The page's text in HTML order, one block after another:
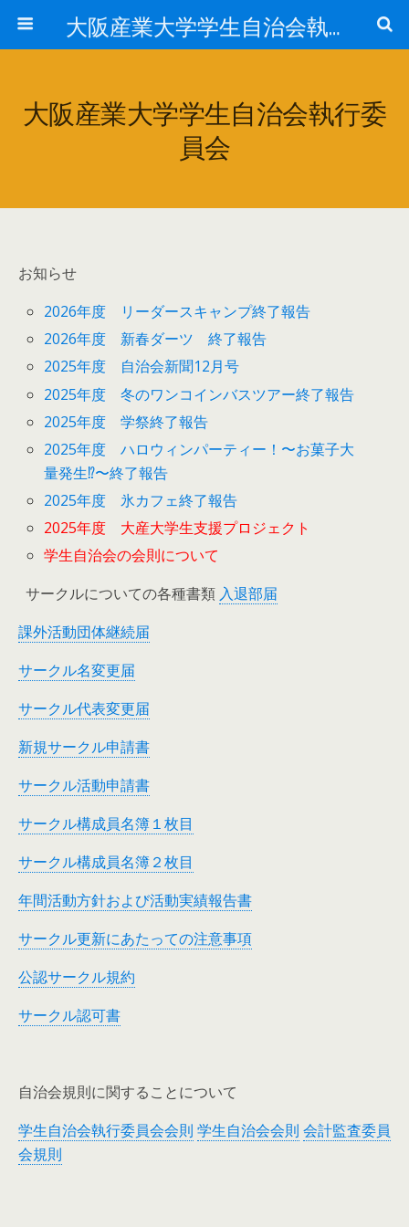
大阪産業大学学生自治会執行委員会
大阪産業大学学生自治会執行委
員会
お知らせ
2026年度 リーダースキャンプ終了報告
2026年度 新春ダーツ 終了報告
2025年度 自治会新聞12月号
2025年度 冬のワンコインバスツアー終了報告
2025年度 学祭終了報告
2025年度 ハロウィンパーティー！〜お菓子大
量発生⁉︎〜終了報告
2025年度 氷カフェ終了報告
2025年度 大産大学生支援プロジェクト
学生自治会の会則について
サークルについての各種書類 入退部届
課外活動団体継続届
サークル名変更届
サークル代表変更届
新規サークル申請書
サークル活動申請書
サークル構成員名簿１枚目
サークル構成員名簿２枚目
年間活動方針および活動実績報告書
サークル更新にあたっての注意事項
公認サークル規約
サークル認可書
自治会規則に関することについて
学生自治会執行委員会会則 学生自治会会則 会計監査委員
会規則